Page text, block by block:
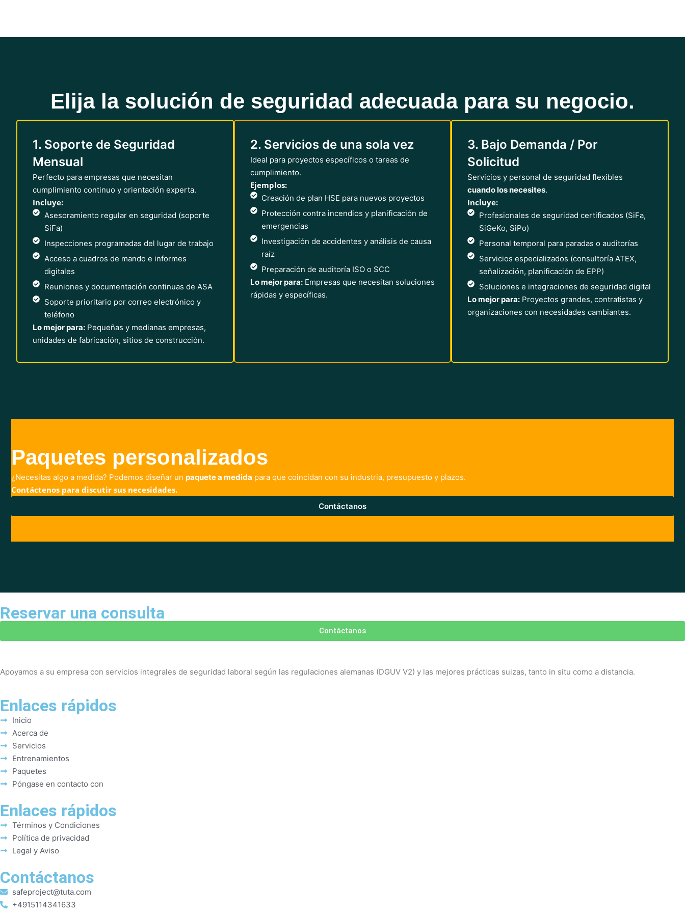
Elija la solución de seguridad adecuada para su negocio.
1. Soporte de Seguridad
Mensual
Perfecto para empresas que necesitan
cumplimiento continuo y orientación experta.
Incluye:
Asesoramiento regular en seguridad (soporte
SiFa)
Inspecciones programadas del lugar de trabajo
Acceso a cuadros de mando e informes
digitales
Reuniones y documentación continuas de ASA
Soporte prioritario por correo electrónico y
teléfono
Lo mejor para: Pequeñas y medianas empresas,
unidades de fabricación, sitios de construcción.
2. Servicios de una sola vez
Ideal para proyectos específicos o tareas de
cumplimiento.
Ejemplos:
Creación de plan HSE para nuevos proyectos
Protección contra incendios y planificación de
emergencias
Investigación de accidentes y análisis de causa
raíz
Preparación de auditoría ISO o SCC
Lo mejor para:Empresas que necesitan soluciones
rápidas y específicas.
3. Bajo Demanda / Por
Solicitud
Servicios y personal de seguridad flexibles
cuando los necesites.
Incluye:
Profesionales de seguridad certificados (SiFa,
SiGeKo, SiPo)
Personal temporal para paradas o auditorías
Servicios especializados (consultoría ATEX,
señalización, planificación de EPP)
Soluciones e integraciones de seguridad digital
Lo mejor para: Proyectos grandes, contratistas y
organizaciones con necesidades cambiantes.
Paquetes personalizados
¿Necesitas algo a medida? Podemos diseñar un paquete a medida para que coincidan con su industria, presupuesto y plazos.
Contáctenos para discutir sus necesidades.
Contáctanos
Reservar una consulta
Contáctanos
Apoyamos a su empresa con servicios integrales de seguridad laboral según las regulaciones alemanas (DGUV V2) y las mejores prácticas suizas, tanto in situ como a distancia.
Enlaces rápidos
Inicio
Acerca de
Servicios
Entrenamientos
Paquetes
Póngase en contacto con
Enlaces rápidos
Términos y Condiciones
Política de privacidad
Legal y Aviso
Contáctanos
safeproject@tuta.com
+4915114341633